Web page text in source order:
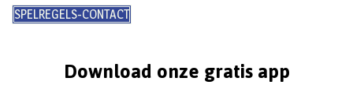
SPELREGELS-CONTACT
Download onze gratis app